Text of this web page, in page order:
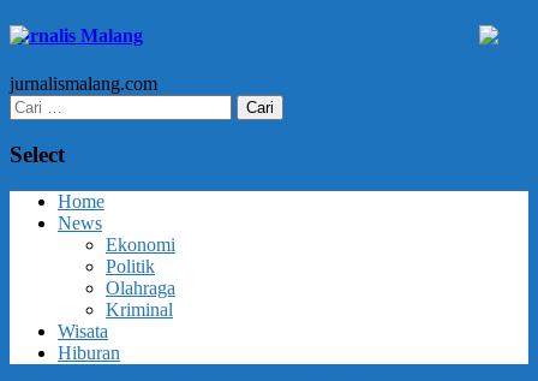
Jurnalis Malang
jurnalismalang.com
Cari
untuk:
Select
Home
News
Ekonomi
Politik
Olahraga
Kriminal
Wisata
Hiburan